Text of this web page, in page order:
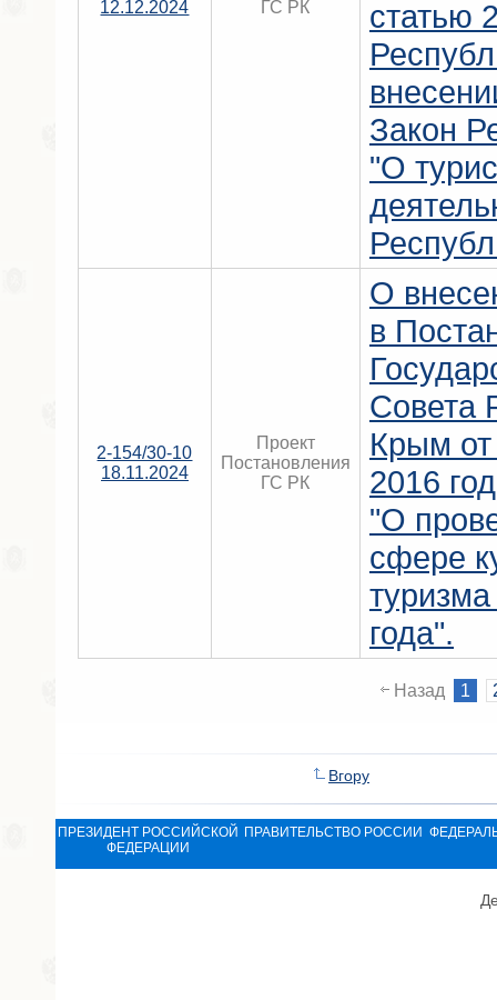
12.12.2024 ГС РК
статью
Закон
"О
2-154/30-10
18.11.2024
Проект
Постановления
ГС РК
О
в
Совета
Крым
2016
"О
сфере
года".
Назад 1
Вгору
ПРЕЗИДЕНТ РОССИЙСКОЙ
ФЕДЕРАЦИИ
ПРАВИТЕЛЬСТВО РОССИИ